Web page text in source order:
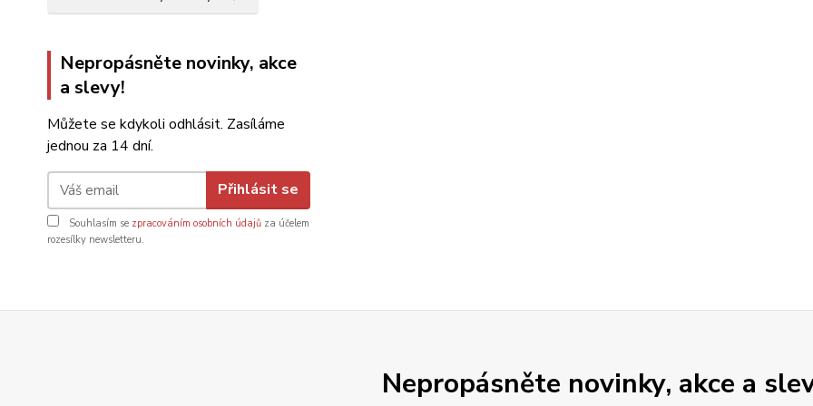
Nepropásněte novinky, akce
a slevy!
Můžete se kdykoli odhlásit. Zasíláme
jednou za 14 dní.
Přihlásit se
Souhlasím se zpracováním osobních údajů za účelem
rozesílky newsletteru.
Nepropásněte novinky, akce a